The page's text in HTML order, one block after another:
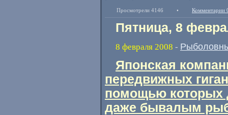
Просмотрели 4146 • Комментарии
Пятница, 8
8 февраля 2008 -
Японская
передвижных
помощью которых
даже бывалым